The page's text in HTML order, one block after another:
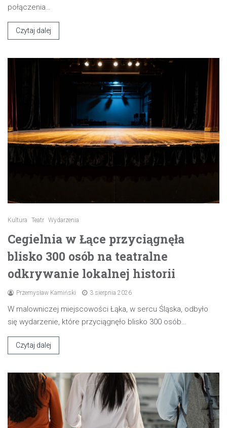
połączenia…
Czytaj dalej
Kultura Teatr Wydarzenia
Cegielnia w Łące przyciągnęła
blisko 300 osób na teatralne
odkrywanie lokalnej historii
Przemysław Kamiński 3 sierpnia 2026
W malowniczej miejscowości Łąka, w sercu Śląska, odbyło
się wydarzenie, które przyciągnęło blisko 300 osób…
Czytaj dalej